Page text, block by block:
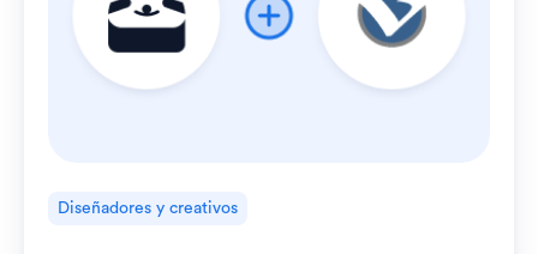
Diseñadores y creativos